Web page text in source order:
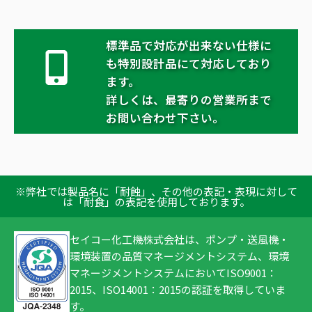
標準品で対応が出来ない仕様に
も特別設計品にて対応しており
ます。
詳しくは、最寄りの営業所まで
お問い合わせ下さい。
※弊社では製品名に「耐蝕」、その他の表記・表現に対して
は「耐食」の表記を使用しております。
セイコー化工機株式会社は、ポンプ・送風機・
環境装置の品質マネージメントシステム、環境
マネージメントシステムにおいてISO9001：
2015、ISO14001：2015の認証を取得していま
す。